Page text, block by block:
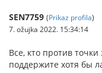
SEN7759 (Prikaz profila)
7. ožujka 2022. 15:34:14
Все, кто против
поддержите хотя бы